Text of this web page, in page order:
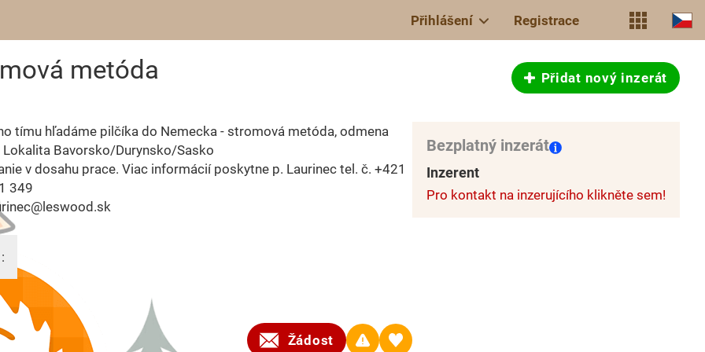
Přihlášení Registrace
metóda Přidat nový inzerát
tímu hľadáme pilčíka do Nemecka - stromová metóda, odmena
Bavorsko/Durynsko/Sasko
v dosahu prace. Viac informácií poskytne p. Laurinec tel. č. +421
349
Žádost
Bezplatný inzerát
Inzerent
Pro kontakt na inzerujícího klikněte sem!